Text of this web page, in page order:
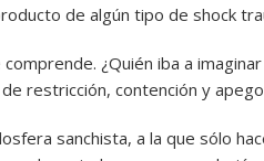
de algún tipo de shock
¿Quién iba a
restricción, contención y
sanchista, a la que sólo